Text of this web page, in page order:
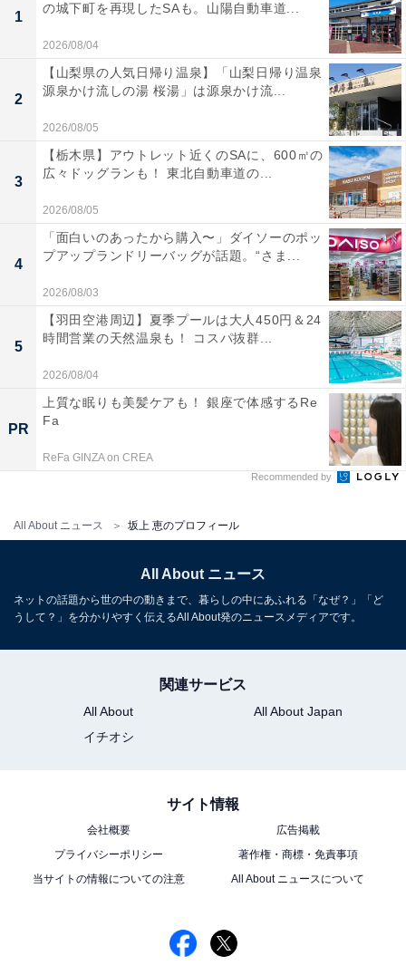
All About ニュース 坂上 恵のプロフィール
1
の城下町を再現したSAも。山陽自動車道...
2026/08/04
2
【山梨県の人気日帰り温泉】「山梨日帰り温泉
源泉かけ流しの湯 桜湯」は源泉かけ流...
2026/08/05
3
【栃木県】アウトレット近くのSAに、600㎡の
広々ドッグランも！ 東北自動車道の...
2026/08/05
4
「面白いのあったから購入〜」ダイソーのポッ
プアップランドリーバッグが話題。“さま...
2026/08/03
5
【羽田空港周辺】夏季プールは大人450円＆24
時間営業の天然温泉も！ コスパ抜群...
2026/08/04
PR
上質な眠りも美髪ケアも！ 銀座で体感するRe
Fa
ReFa GINZA on CREA
Recommended by
All About ニュース
ネットの話題から世の中の動きまで、暮らしの中にあふれる「なぜ？」「ど
うして？」を分かりやすく伝えるAll About発のニュースメディアです。
関連サービス
All About
All About Japan
イチオシ
サイト情報
会社概要
広告掲載
プライバシーポリシー
著作権・商標・免責事項
当サイトの情報についての注意
All About ニュースについて